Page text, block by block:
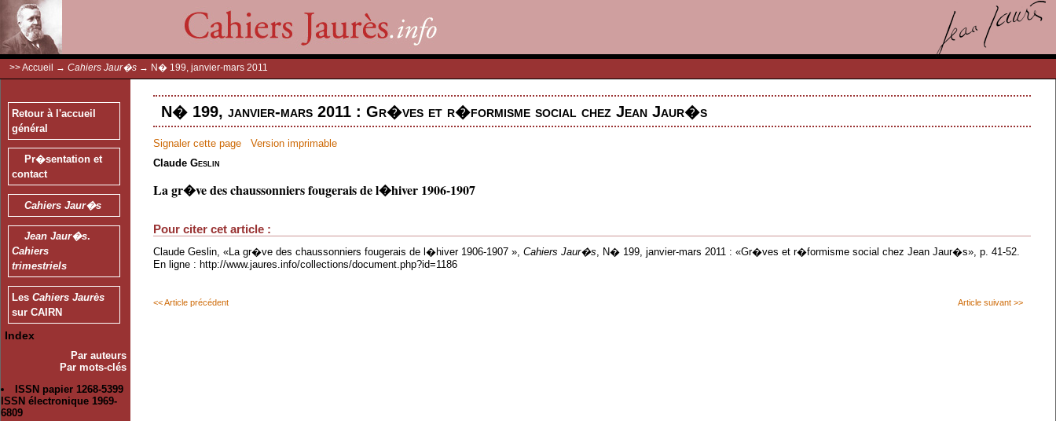
>>Accueil → Cahiers Jaur�s → N� 199, janvier-mars 2011
Retour à l'accueil
général
Pr�sentation et
contact
Cahiers Jaur�s
Jean Jaur�s.
Cahiers
trimestriels
Les Cahiers Jaurès
sur CAIRN
Index
Par auteurs
Par mots-clés
ISSN papier 1268-5399
ISSN électronique 1969-
6809
N� 199, janvier-mars 2011 : Gr�ves et r�formisme social chez Jean Jaur�s
Signaler cette page
Version imprimable
Claude Geslin
La gr�ve des chaussonniers fougerais de l�hiver 1906-1907
Pour citer cet article :
Claude Geslin, «La gr�ve des chaussonniers fougerais de l�hiver 1906-1907 », Cahiers Jaur�s , N� 199, janvier-mars 2011 : «Gr�ves et r�formisme social chez Jean Jaur�s», p. 41-52.
En ligne : http://www.jaures.info/collections/document.php?id=1186
<< Article précédent Article suivant >>